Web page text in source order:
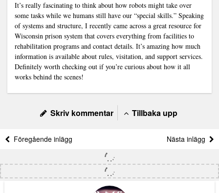
It’s really fascinating to think about how robots might take over
some tasks while we humans still have our “special skills.” Speaking
of systems and structure, I recently came across a great resource for
Wisconsin prison system that covers everything from facilities to
rehabilitation programs and contact details. It’s amazing how much
information is available about rules, visitation, and support services.
Definitely worth checking out if you’re curious about how it all
works behind the scenes!
Skriv kommentar Tillbaka upp
Föregående inlägg Nästa inlägg